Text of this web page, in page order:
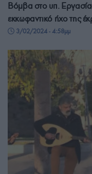
Βόμβα στο υπ.
εκκωφαντικό ήχο της
3/02/2024 - 4:58μμ